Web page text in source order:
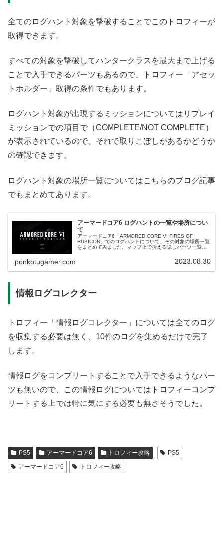
全てのログハント対象を撃破することでこのトロフィーが
取得できます。
すべての対象を撃破してハンタークラスを最大まで上げる
ことで入手できるパーツもあるので、トロフィー「アセッ
トホルダー」取得の条件でもあります。
ログハント対象が出現するミッションについてはリプレイ
ミッションでの項目で（COMPLETE/NOT COMPLETE）
が表示されているので、それで取りこぼしがあるかどうか
の確認できます。
ログハント対象の場所一覧についてはこちらのブログ記事
でもまとめてあります。
アーマードコア6 ログハントの一覧や場所につい
て
アーマードコア6「ARMORED CORE VI FIRES OF
RUBICON」でのログハントについて、その対象の場所一覧
をまとめてみました。マップ上で拾える隠しパーツ一覧に
ponkotugamer.com 2023.08.30
情報ログコレクター
トロフィー「情報ログコレクター」については全てのログ
を収集する必要は無く、10件のログを集めるだけで完了
します。
情報ログをコンプリートすることで入手できるようなパー
ツも無いので、この情報ログについてはトロフィーコンプ
リートする上では特に気にする必要も無さそうでした。
PS5 アーマードコア6 トロフィー攻略
PS5
アーマードコア6
トロフィー攻略